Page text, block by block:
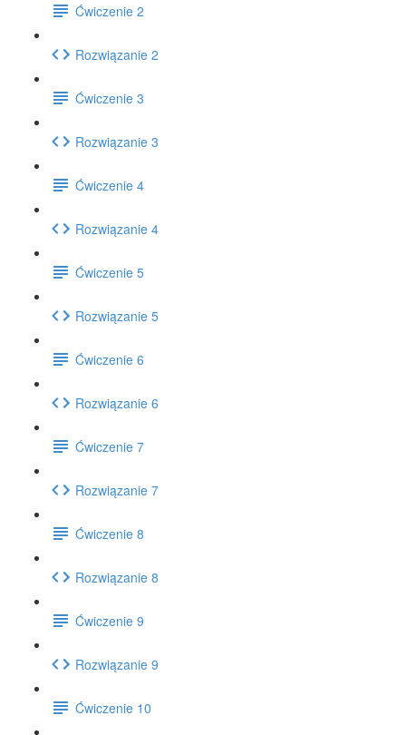
Ćwiczenie 2
Rozwiązanie 2
Ćwiczenie 3
Rozwiązanie 3
Ćwiczenie 4
Rozwiązanie 4
Ćwiczenie 5
Rozwiązanie 5
Ćwiczenie 6
Rozwiązanie 6
Ćwiczenie 7
Rozwiązanie 7
Ćwiczenie 8
Rozwiązanie 8
Ćwiczenie 9
Rozwiązanie 9
Ćwiczenie 10